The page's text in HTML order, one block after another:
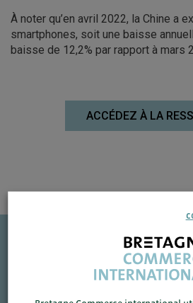
À noter qu’en avril 2022, la Chine a
smartphones, soit une baisse
baisse de 12,2% par rapport à mars
ACCÉDEZ À LA
Une